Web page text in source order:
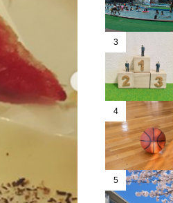
3
4
5